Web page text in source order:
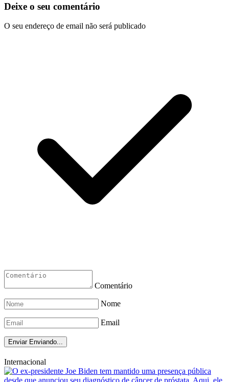
Deixe o seu comentário
O seu endereço de email não será publicado
Comentário
Nome
Email
Enviar Enviando...
Internacional